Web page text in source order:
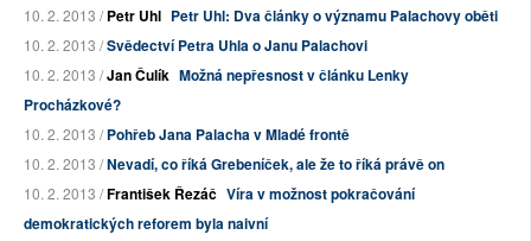
10. 2. 2013 /Petr Uhl Petr Uhl: Dva články o významu Palachovy oběti
10. 2. 2013 /Svědectví Petra Uhla o Janu Palachovi
10. 2. 2013 /Jan Čulík Možná nepřesnost v článku Lenky
Procházkové?
10. 2. 2013 /Pohřeb Jana Palacha v Mladé frontě
10. 2. 2013 /Nevadí, co říká Grebeníček, ale že to říká právě on
10. 2. 2013 /František Řezáč Víra v možnost pokračování
demokratických reforem byla naivní